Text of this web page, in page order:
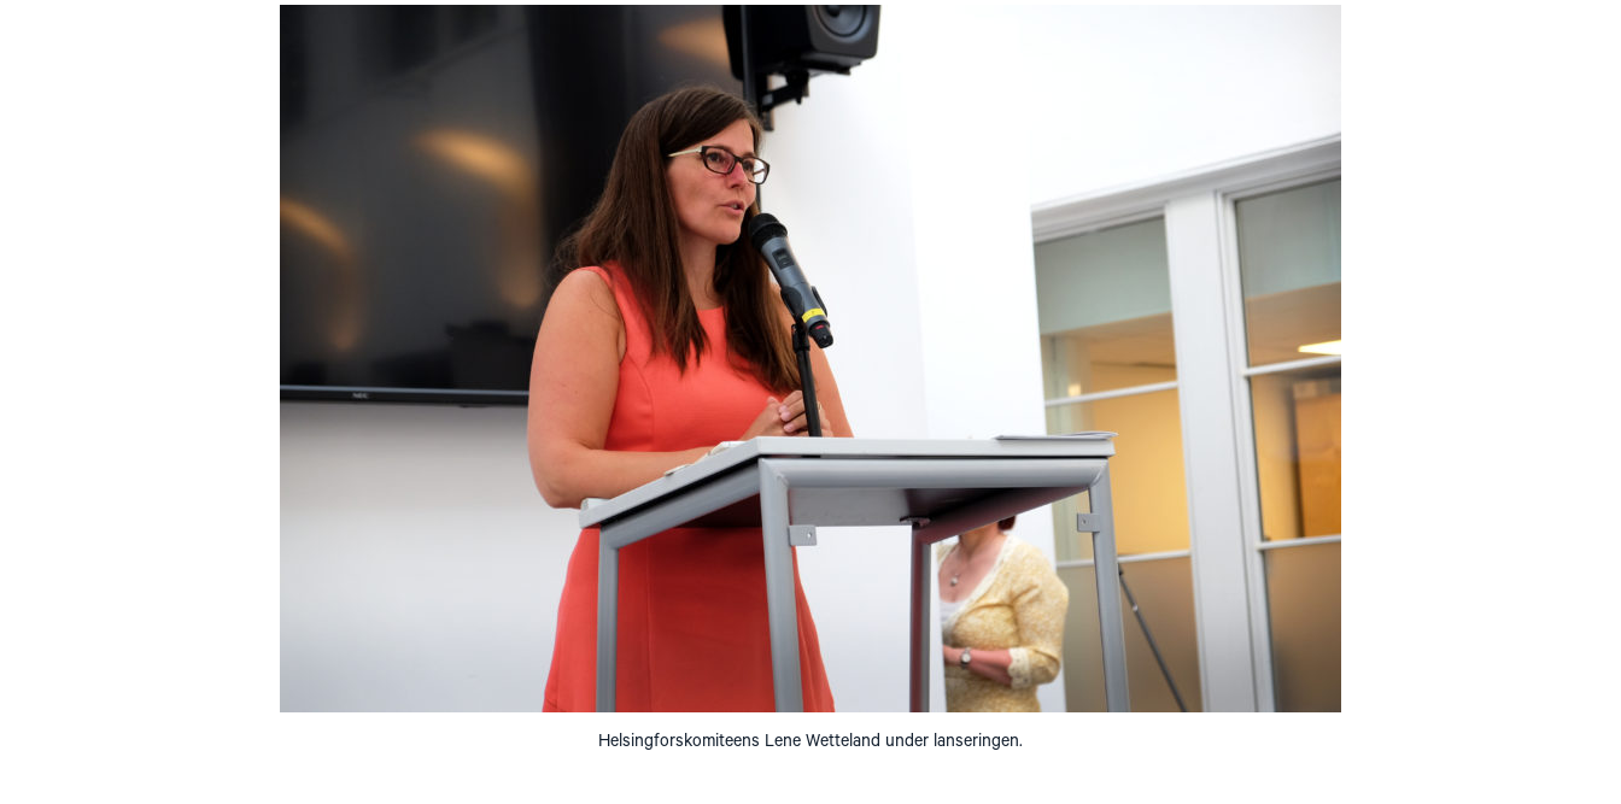
Helsingforskomiteens Lene Wetteland under lanseringen.